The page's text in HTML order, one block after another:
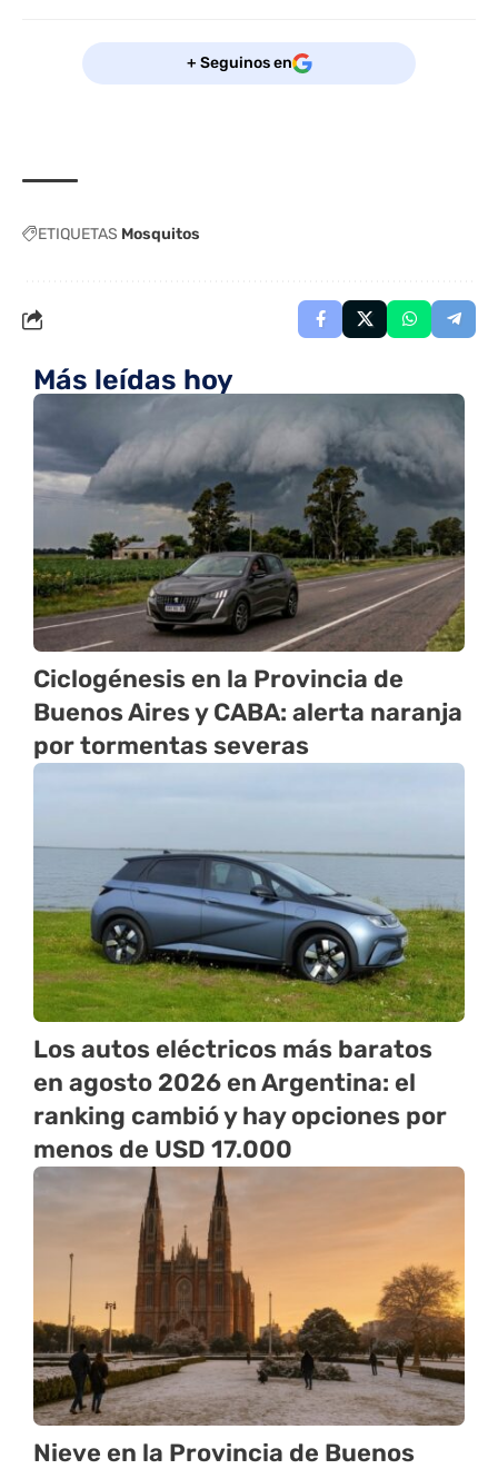
+ Seguinos en
ETIQUETAS Mosquitos
Más leídas hoy
Ciclogénesis en la Provincia de
Buenos Aires y CABA: alerta naranja
por tormentas severas
Los autos eléctricos más baratos
en agosto 2026 en Argentina: el
ranking cambió y hay opciones por
menos de USD 17.000
Nieve en la Provincia de Buenos